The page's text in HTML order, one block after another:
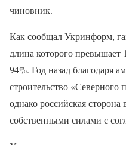
чиновник.
Как сообщал Укринформ,
длина которого превышает
94%. Год назад благодаря
строительство «Северного
однако российская
собственными силами с